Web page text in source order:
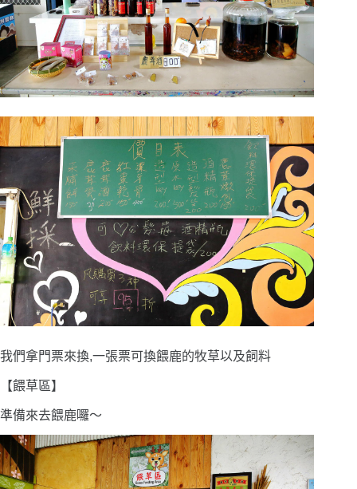
我們拿門票來換,一張票可換餵鹿的牧草以及飼料
【餵草區】
準備來去餵鹿囉〜